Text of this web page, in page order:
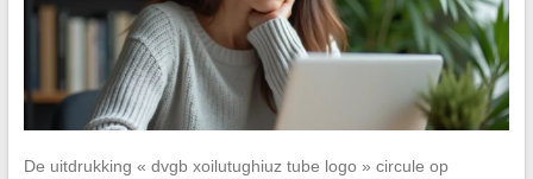
De uitdrukking « dvgb xoilutughiuz tube logo » circule op